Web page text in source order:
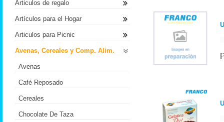
Articulos de regalo
Artículos para el Hogar
Articulos para Picnic
Avenas, Cereales y Comp. Alim.
Avenas
Café Reposado
Cereales
Chocolate De Taza